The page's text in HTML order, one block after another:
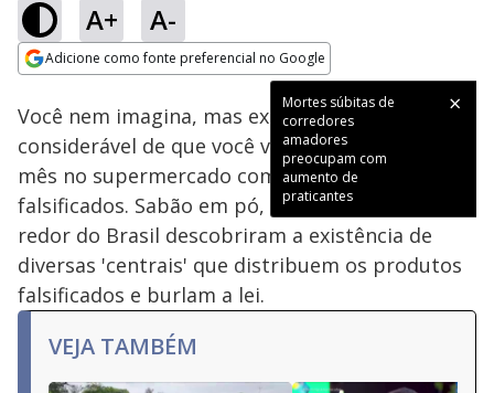
A+ A-
Adicione como fonte preferencial no Google
Mortes súbitas de
corredores
amadores
preocupam com
aumento de
praticantes
Ativar
Loaded :
14.90%
Você nem imagina, mas existe uma chance
considerável de que você volte das compras do
mês no supermercado com produtos
falsificados. Sabão em pó, azeite... polícias ao
redor do Brasil descobriram a existência de
diversas 'centrais' que distribuem os produtos
falsificados e burlam a lei.
VEJA TAMBÉM